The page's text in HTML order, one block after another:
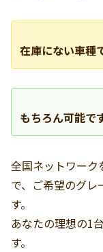
在庫にない車種
もちろん可能です
全国ネットワーク
で、ご希望のグレ
す。
あなたの理想の1
す。